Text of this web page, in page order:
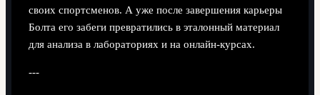
своих спортсменов. А уже после завершения карьеры
Болта его забеги превратились в эталонный материал
для анализа в лабораториях и на онлайн‑курсах.
---